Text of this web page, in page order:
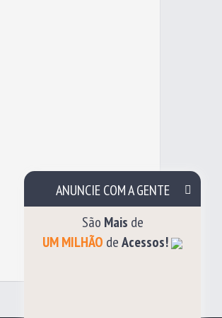
ANUNCIE COM A GENTE
São Mais de
UM MILHÃO deAcessos!